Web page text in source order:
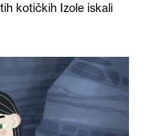
kotičkih Izole iskali